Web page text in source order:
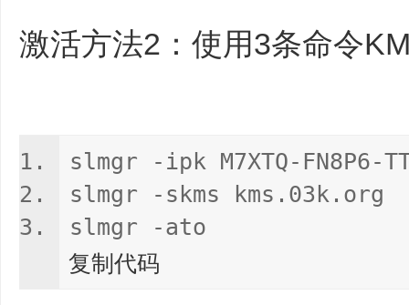
激活方法2：使用3条命令
slmgr -ipk M7XTQ-FN8P6-
slmgr -skms kms.03k.org
slmgr -ato
复制代码